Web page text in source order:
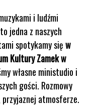
i ludźmi
jedna z naszych
spotykamy sięw
Kultury Zamek w
własne ministudio i
gości. Rozmowy
przyjaznej atmosferze.